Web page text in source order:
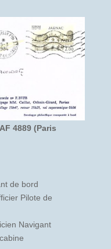
4889 (Paris
de bord
Pilote de
Navigant